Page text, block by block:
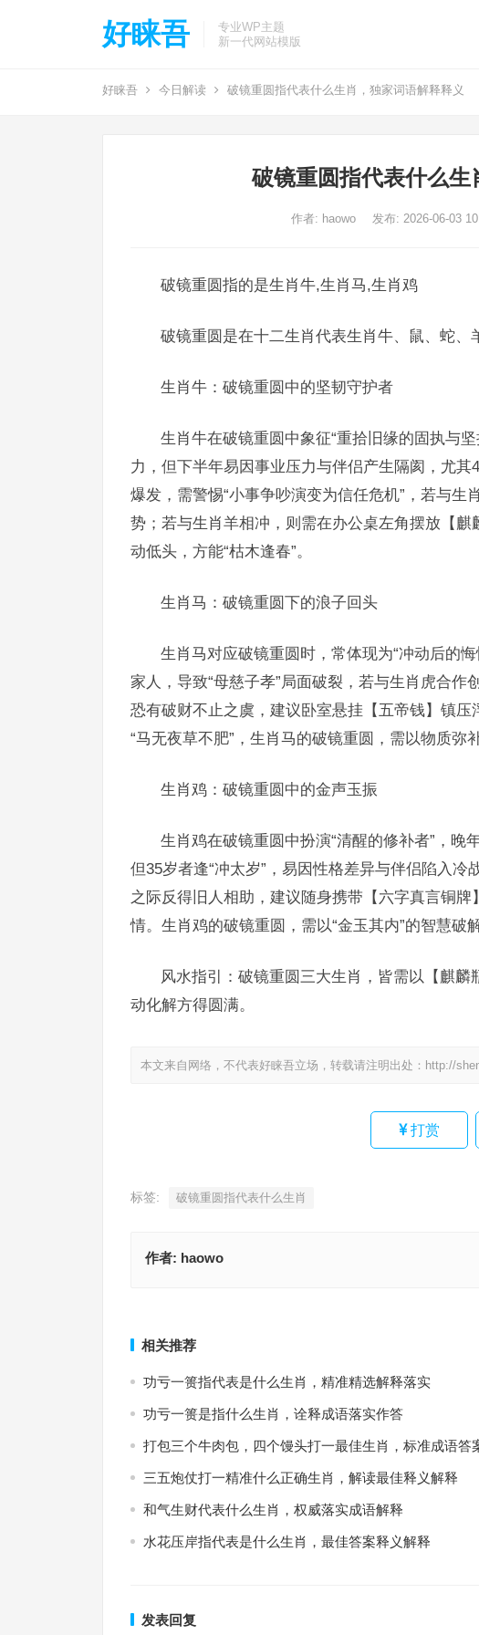
好睐吾
专业WP主题
新一代网站模版
好睐吾 今日解读 破镜重圆指代表什么生肖，独家词语解释释义
破镜重圆指代表什么生
作者: haowo 发布: 2026-06-03
破镜重圆指的是生肖牛,生肖马,生肖鸡
破镜重圆是在十二生肖代表生肖牛、鼠、蛇、
生肖牛：破镜重圆中的坚韧守护者
生肖牛在破镜重圆中象征“重拾旧缘的固执与
力，但下半年易因事业压力与伴侣产生隔阂，尤
爆发，需警惕“小事争吵演变为信任危机”，若与
势；若与生肖羊相冲，则需在办公桌左角摆放【
动低头，方能“枯木逢春”。
生肖马：破镜重圆下的浪子回头
生肖马对应破镜重圆时，常体现为“冲动后的
家人，导致“母慈子孝”局面破裂，若与生肖虎合
恐有破财不止之虞，建议卧室悬挂【五帝钱】镇压
“马无夜草不肥”，生肖马的破镜重圆，需以物质弥
生肖鸡：破镜重圆中的金声玉振
生肖鸡在破镜重圆中扮演“清醒的修补者”，晚
但35岁者逢“冲太岁”，易因性格差异与伴侣陷入
之际反得旧人相助，建议随身携带【六字真言铜
情。生肖鸡的破镜重圆，需以“金玉其内”的智慧破
风水指引：破镜重圆三大生肖，皆需以【麒麟
动化解方得圆满。
本文来自网络，不代表好睐吾立场，转载请注明出处： http://
打赏
标签: 破镜重圆指代表什么生肖
作者: haowo
相关推荐
功亏一篑指代表是什么生肖，精准精选解释落实
功亏一篑是指什么生肖，诠释成语落实作答
打包三个牛肉包，四个馒头打一最佳生肖，标准成语答
三五炮仗打一精准什么正确生肖，解读最佳释义解释
和气生财代表什么生肖，权威落实成语解释
水花压岸指代表是什么生肖，最佳答案释义解释
发表回复